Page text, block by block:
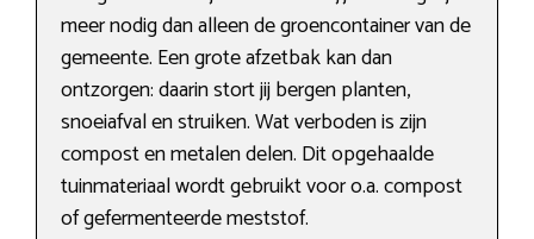
meer nodig dan alleen de groencontainer van de
gemeente. Een grote afzetbak kan dan
ontzorgen: daarin stort jij bergen planten,
snoeiafval en struiken. Wat verboden is zijn
compost en metalen delen. Dit opgehaalde
tuinmateriaal wordt gebruikt voor o.a. compost
of gefermenteerde meststof.